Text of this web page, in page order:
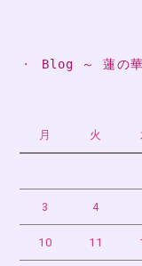
・ Blog ～ 蓮の
月 火
3 4
10 11